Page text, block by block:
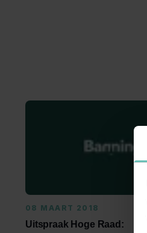
08 MAART 2018
Uitspraak Hoge Raad: